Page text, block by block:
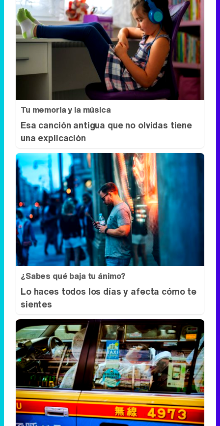
Tu memoria y la música
Esa canción antigua que no olvidas tiene
una explicación
¿Sabes qué baja tu ánimo?
Lo haces todos los días y afecta cómo te
sientes